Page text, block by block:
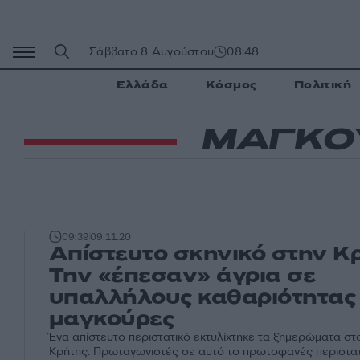
περιεχόμενο
Σάββατο 8 Αυγούστου 08:48
Ελλάδα Κόσμος Πολιτική
09:3909.11.20
Απίστευτο σκηνικό στην
Την «έπεσαν» άγρια σε
υπαλλήλους
μαγκούρες
Ένα απίστευτο περιστατικό εκτυλίχτηκε τα ξημερώματα
Κρήτης. Πρωταγωνιστές σε αυτό το πρωτοφανές